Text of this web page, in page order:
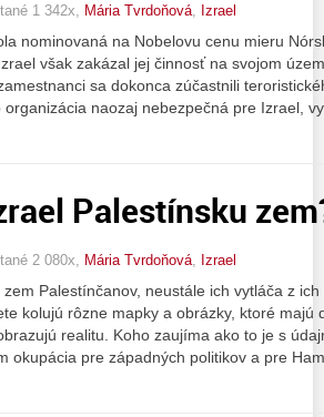
1 342x, Mária Tvrdoňová Izrael
nominovaná na Nobelovu cenu mieru
však zakázal jej činnosť na svojom
sa dokonca zúčastnili
organizácia naozaj nebezpečná pre Izrael,
Palestínsku
2 080x, Mária Tvrdoňová, Izrael
Palestínčanov, neustále ich vytláča z
kolujú rôzne mapky a obrázky, ktoré majú
realitu. Koho zaujíma ako to je s
okupácia pre západných politikov a pre